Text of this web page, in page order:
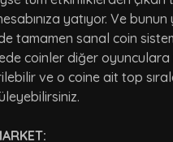
yatıyor. Ve
tamamen sanal coin
coinler diğer oyunculara
ve o coine ait top